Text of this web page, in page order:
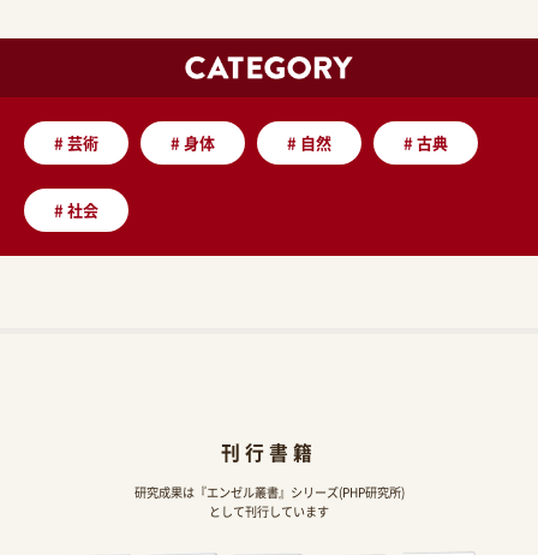
#芸術 #身体 # 自然 #古典
#社会
刊行書籍
研究成果は『エンゼル叢書』シリーズ(PHP研究所)
として刊行しています